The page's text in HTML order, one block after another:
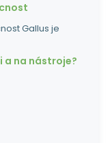
Gallus je
a na nástroje?